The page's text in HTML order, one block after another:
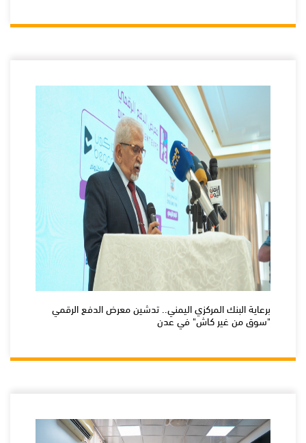
برعاية البنك المركزي اليمني.. تدشين معرض الدفع الرقمي
"سوق من غير كاش" في عدن